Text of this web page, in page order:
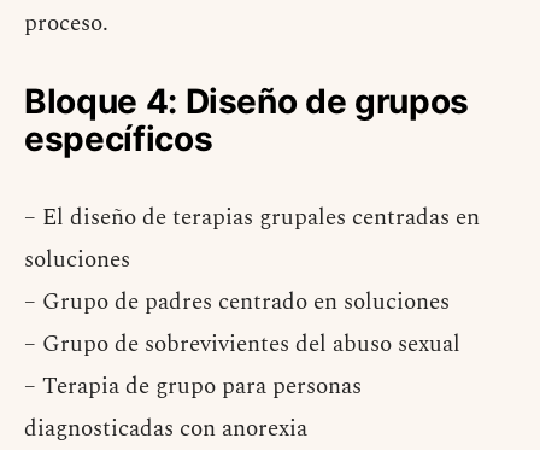
proceso.
Bloque 4: Diseño de grupos
específicos
– El diseño de terapias grupales centradas en
soluciones
– Grupo de padres centrado en soluciones
– Grupo de sobrevivientes del abuso sexual
– Terapia de grupo para personas
diagnosticadas con anorexia